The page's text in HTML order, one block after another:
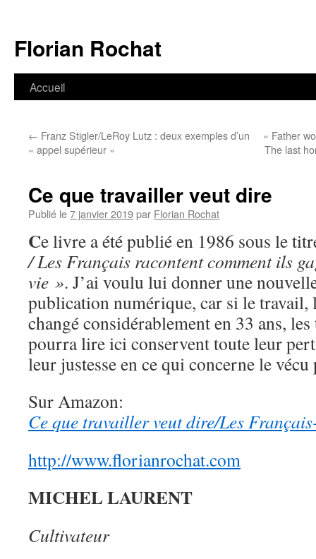
contenu
Florian Rochat
Accueil
← Franz Stigler/LeRoy Lutz : deux exemples d’un
« appel supérieur »
« Father
The last
Ce que travailler veut dire
Publié le7 janvier 2019par Florian Rochat
Ce livre a été publié en 1986 sous le
/ Les Français racontent comment ils
vie ». J’ai voulu lui donner une
publication numérique, car si le travail,
changé considérablement en 33 ans,
pourra lire ici conservent toute leur
leur justesse en ce qui concerne le
Sur Amazon:
Ce que travailler veut dire/Les
http://www.florianrochat.com
MICHEL LAURENT
Cultivateur